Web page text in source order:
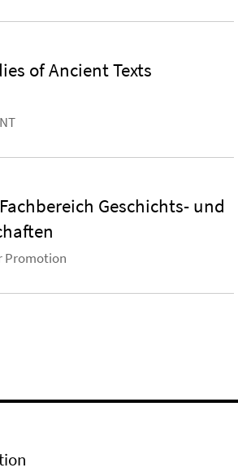
of Ancient Texts
Geschichts- und
Promotion